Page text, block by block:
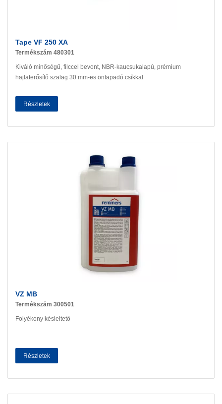
Tape VF 250 XA
Termékszám 480301
Kiváló minőségű, filccel bevont, NBR-kaucsukalapú, prémium
hajlaterősítő szalag 30 mm-es öntapadó csíkkal
Részletek
VZ MB
Termékszám 300501
Folyékony késleltető
Részletek